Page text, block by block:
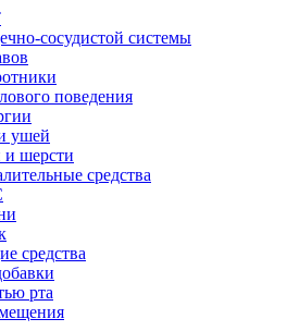
сосудистой системы
поведения
ушей
и шерсти
средства
средства
рта